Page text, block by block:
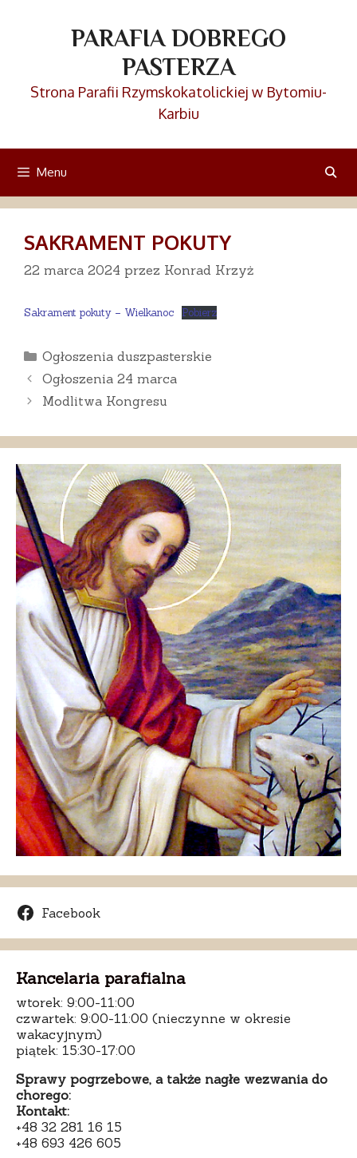
PARAFIA DOBREGO
PASTERZA
Strona Parafii Rzymskokatolickiej w Bytomiu-
Karbiu
Menu
SAKRAMENT POKUTY
22 marca 2024 przez Konrad Krzyż
Sakrament pokuty – Wielkanoc Pobierz
Kategorie
Ogłoszenia duszpasterskie
Ogłoszenia 24 marca
Modlitwa Kongresu
Facebook
Kancelaria parafialna
wtorek: 9:00-11:00
czwartek: 9:00-11:00 (nieczynne w okresie
wakacyjnym)
piątek: 15:30-17:00
Sprawy pogrzebowe, a także nagłe wezwania do
chorego:
Kontakt:
+48 32 281 16 15
+48 693 426 605